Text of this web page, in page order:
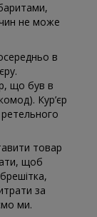
не може
в
що був в
Кур’єр
товар
щоб
за
ми.